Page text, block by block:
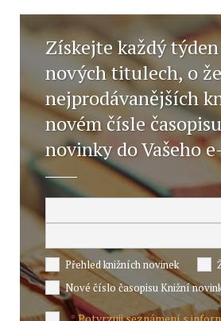
Získejte každý
nových titulech, o
nejprodávanějších
novém čísle
novinky do Vašeho
Přehled knižních novinek
Nové číslo časopisu Knižní